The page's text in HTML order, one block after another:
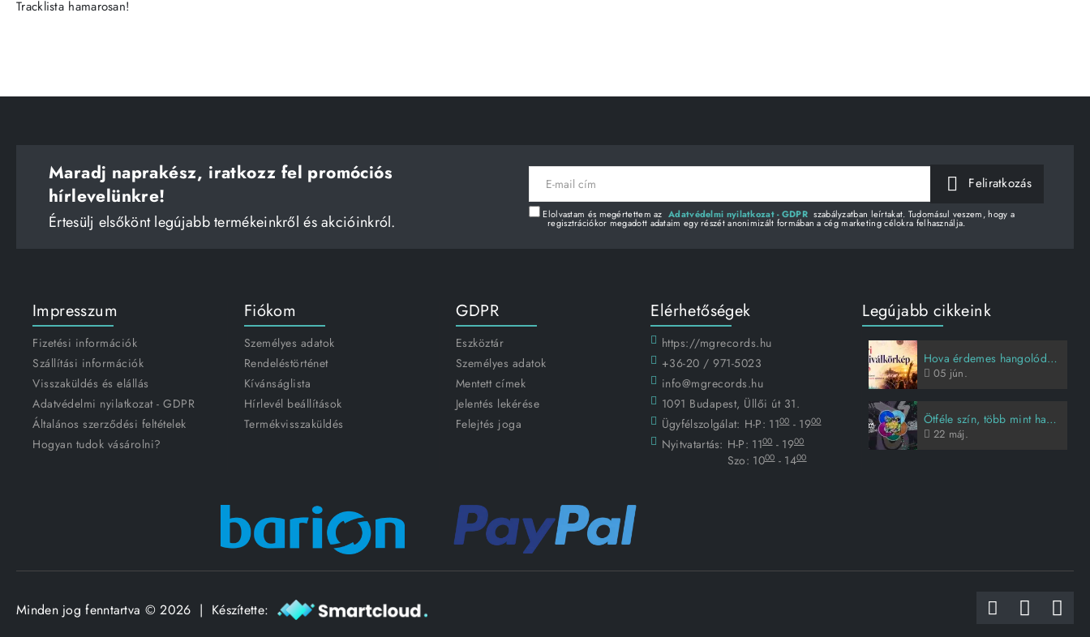
Tracklista hamarosan!
Maradj naprakész, iratkozz fel promóciós
hírlevelünkre!
Értesülj elsőkönt legújabb termékeinkről és akcióinkról.
E-
mail Feliratkozás
Elolvastam és megértettem az Adatvédelmi nyilatkozat - GDPR szabályzatban leírtakat. Tudomásul veszem, hogy a
regisztrációkor megadott adataim egy részét anonimizált formában a cég marketing célokra felhasználja.
Impresszum
Fizetési információk
Szállítási információk
Visszaküldés és elállás
Adatvédelmi nyilatkozat - GDPR
Általános szerződési feltételek
Hogyan tudok vásárolni?
Fiókom
Személyes adatok
Rendeléstörténet
Kívánságlista
Hírlevél beállítások
Termékvisszaküldés
GDPR
Eszköztár
Személyes adatok
Mentett címek
Jelentés lekérése
Felejtés joga
Elérhetőségek
https://mgrecords.hu
+36-20 / 971-5023
info@mgrecords.hu
1091 Budapest, Üllői út 31.
Ügyfélszolgálat: H-P: 1100- 1900
Nyitvatartás: H-P: 1100- 1900
Szo: 1000- 1400
Legújabb cikkeink
Hova érdemes hangolódni idén nyáron?
05 jún.
Ötféle szín, több mint harmincöt évnyi Animal Cannibals-sztori
22 máj.
Minden jog fenntartva © 2026 | Készítette: